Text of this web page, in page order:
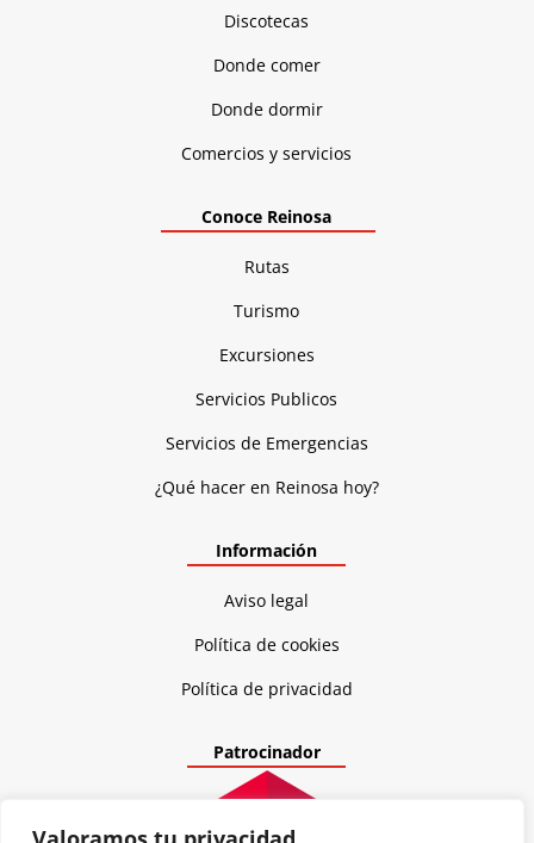
Discotecas
Donde comer
Donde dormir
Comercios y servicios
Conoce Reinosa
Rutas
Turismo
Excursiones
Servicios Publicos
Servicios de Emergencias
¿Qué hacer en Reinosa hoy?
Información
Aviso legal
Política de cookies
Política de privacidad
Patrocinador